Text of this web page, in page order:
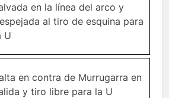
en la línea del arco y
al tiro de esquina para
U
en contra de Murrugarra en
y tiro libre para la U